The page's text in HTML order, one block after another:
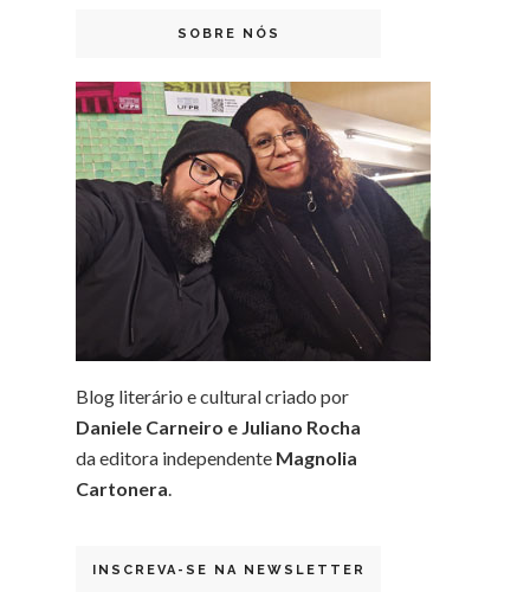
SOBRE NÓS
Blog literário e cultural criado por
Daniele Carneiro e Juliano Rocha
da editora independente Magnolia
Cartonera.
INSCREVA-SE NA NEWSLETTER